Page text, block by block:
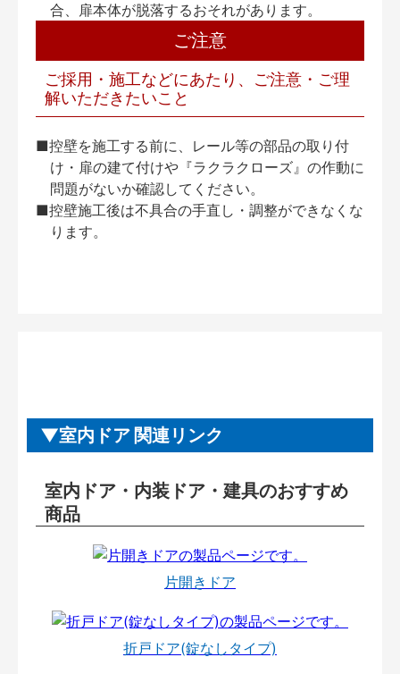
合、扉本体が脱落するおそれがあります。
ご注意
ご採用・施工などにあたり、ご注意・ご理
解いただきたいこと
■控壁を施工する前に、レール等の部品の取り付
け・扉の建て付けや『ラクラクローズ』の作動に
問題がないか確認してください。
■控壁施工後は不具合の手直し・調整ができなくな
ります。
室内ドア 関連リンク
室内ドア・内装ドア・建具のおすすめ
商品
片開きドア
折戸ドア(錠なしタイプ)